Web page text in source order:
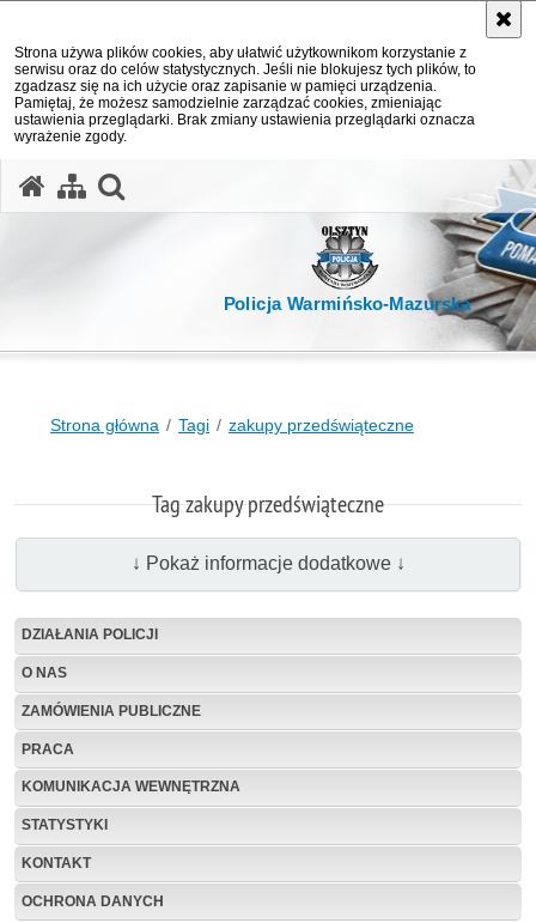
Strona używa plików cookies, aby ułatwić użytkownikom korzystanie z
serwisu oraz do celów statystycznych. Jeśli nie blokujesz tych plików, to
zgadzasz się na ich użycie oraz zapisanie w pamięci urządzenia.
Pamiętaj, że możesz samodzielnie zarządzać cookies, zmieniając
ustawienia przeglądarki. Brak zmiany ustawienia przeglądarki oznacza
wyrażenie zgody.
Policja Warmińsko-Mazurska
Strona główna Tagi zakupy przedświąteczne
Tag zakupy przedświąteczne
↓ Pokaż informacje dodatkowe ↓
DZIAŁANIA POLICJI
O NAS
ZAMÓWIENIA PUBLICZNE
PRACA
KOMUNIKACJA WEWNĘTRZNA
STATYSTYKI
KONTAKT
OCHRONA DANYCH